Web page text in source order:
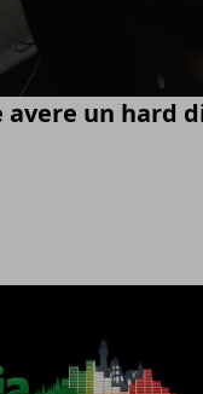
un hard